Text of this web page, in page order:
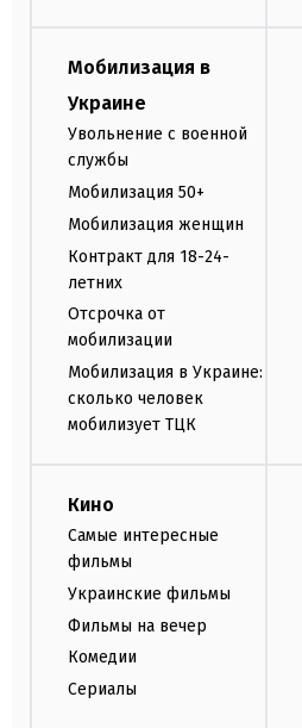
Мобилизация в
Украине
Увольнение с военной
службы
Мобилизация 50+
Мобилизация женщин
Контракт для 18-24-
летних
Отсрочка от
мобилизации
Мобилизация в Украине:
сколько человек
мобилизует ТЦК
Кино
Самые интересные
фильмы
Украинские фильмы
Фильмы на вечер
Комедии
Сериалы